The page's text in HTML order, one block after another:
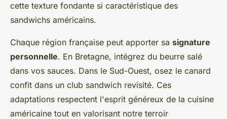
cette texture fondante si caractéristique des
sandwichs américains.
Chaque région française peut apporter sa signature
personnelle. En Bretagne, intégrez du beurre salé
dans vos sauces. Dans le Sud-Ouest, osez le canard
confit dans un club sandwich revisité. Ces
adaptations respectent l'esprit généreux de la cuisine
américaine tout en valorisant notre terroir